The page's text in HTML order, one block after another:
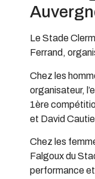
Le Stade
Ferrand,
Chez les
organisateur,
1ère
et David
Chez les
Falgoux du
performance